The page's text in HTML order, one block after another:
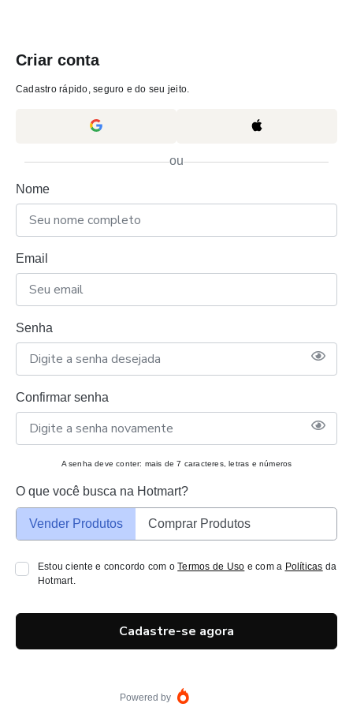
Criar conta
Cadastro rápido, seguro e do seu jeito.
ou
Nome
Email
Senha
Confirmar senha
A senha deve conter: mais de 7 caracteres, letras e números
O que você busca na Hotmart?
Vender Produtos Comprar Produtos
Estou ciente e concordo com oTermos de Uso e com a Políticas da
Hotmart.
Cadastre-se agora
Powered by